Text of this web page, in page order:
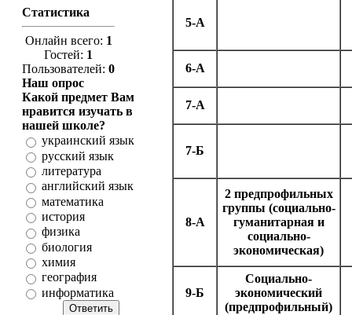
Статистика
Онлайн всего: 1
Гостей: 1
Пользователей: 0
Наш опрос
Какой предмет Вам
нравится изучать в
нашей школе?
украинский язык
русский язык
литература
английский язык
математика
история
физика
биология
химия
география
информатика
5-А
6-А
7-А
7-Б
8-А
2 предпрофильных
группы (социально-
гуманитарная и
социально-
экономическая)
9-Б
Социально-
экономический
(предпрофильный)